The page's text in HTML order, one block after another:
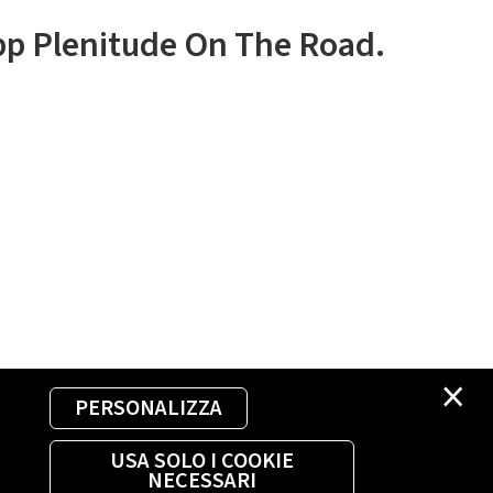
×
PERSONALIZZA
USA SOLO I COOKIE
NECESSARI
Plenitude On The Road.